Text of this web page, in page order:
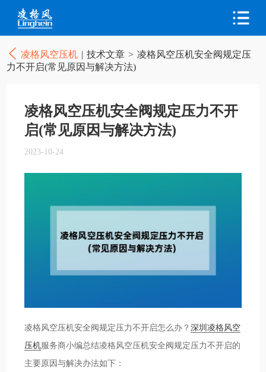
凌格风空压机 | 技术文章 > 凌格风空压机安全阀规定压
力不开启(常见原因与解决方法)
凌格风空压机安全阀规定压力不开
启(常见原因与解决方法)
2023-10-24
凌格风空压机安全阀规定压力不开启怎么办？深圳凌格风空
压机服务商小编总结凌格风空压机安全阀规定压力不开启的
主要原因与解决办法如下：